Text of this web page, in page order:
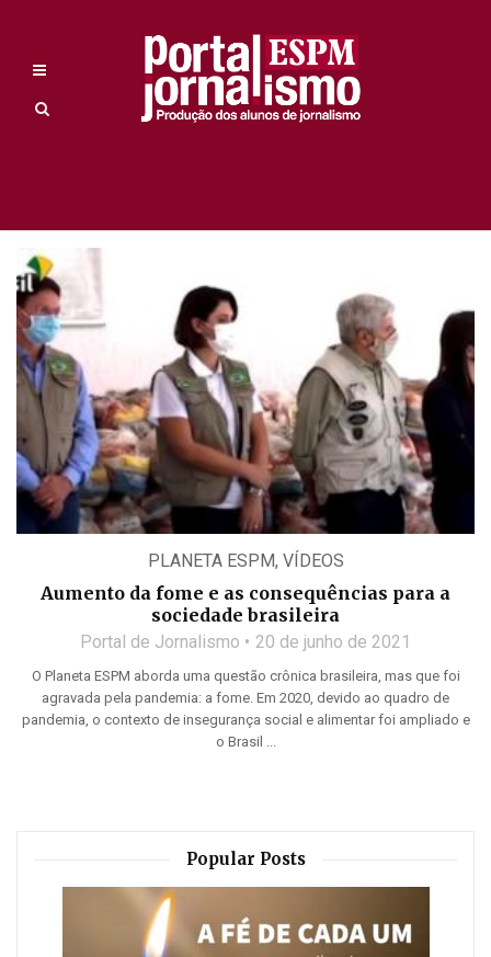
PLANETA ESPM, VÍDEOS
Aumento da fome e as consequências para a
sociedade brasileira
Portal de Jornalismo 20 de junho de 2021
O Planeta ESPM aborda uma questão crônica brasileira, mas que foi
agravada pela pandemia: a fome. Em 2020, devido ao quadro de
pandemia, o contexto de insegurança social e alimentar foi ampliado e
o Brasil ...
Popular Posts